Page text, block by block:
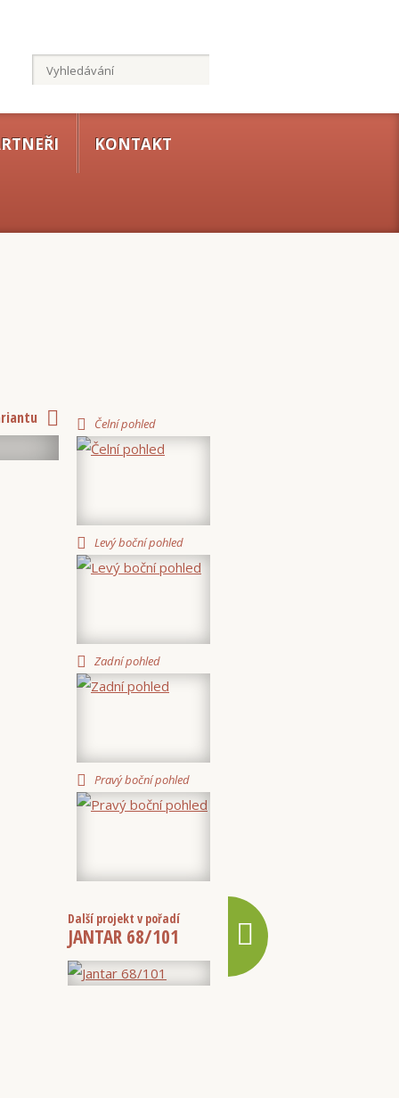
KONTAKT
Čelní pohled
Levý boční pohled
Zadní pohled
Pravý boční pohled
Další projekt v pořadí
JANTAR 68/101